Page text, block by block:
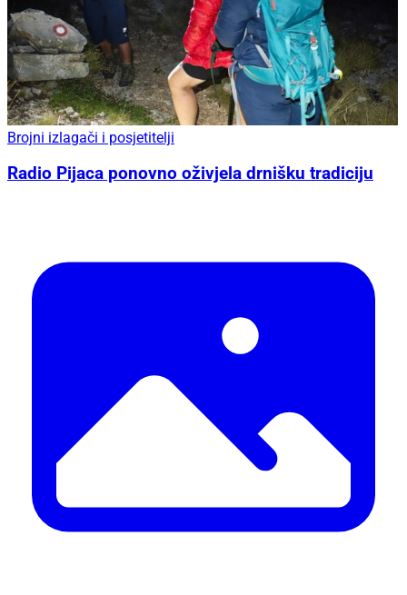
Brojni izlagači i posjetitelji
Radio Pijaca ponovno oživjela drnišku tradiciju